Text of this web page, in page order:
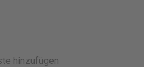
hinzufügen